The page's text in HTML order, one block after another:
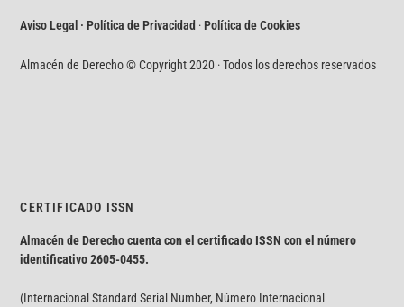
Aviso Legal · Política de Privacidad ·Política de Cookies
Almacén de Derecho © Copyright 2020 · Todos los derechos reservados
CERTIFICADO ISSN
Almacén de Derecho cuenta con el certificado ISSN con el número
identificativo2605-0455.
(Internacional Standard Serial Number, Número Internacional